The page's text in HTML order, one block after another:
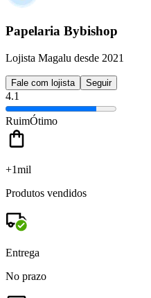
Papelaria Bybishop
Lojista Magalu desde 2021
Fale com lojista Seguir
4.1
RuimÓtimo
+1mil
Produtos vendidos
Entrega
No prazo